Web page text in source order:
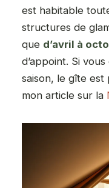
est habitable
structures de
que d’avril à
d’appoint. Si
saison, le gîte est
mon article sur la